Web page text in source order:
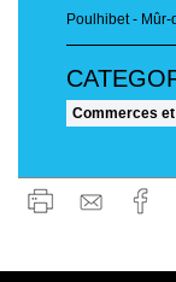
Poulhibet -
Commerces